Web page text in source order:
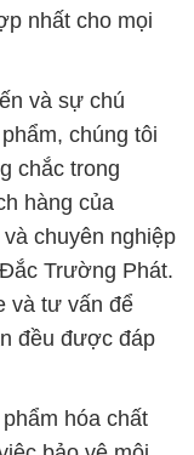
nhất cho mọi
và sự chú
chúng tôi
chắc trong
hàng của
chuyên nghiệp
Trường Phát.
và tư vấn để
đều được đáp
hóa chất